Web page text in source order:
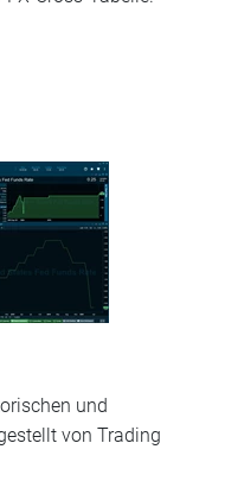
und
von Trading